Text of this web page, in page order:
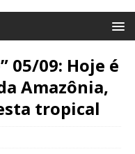
05/09: Hoje é
Amazônia,
tropical